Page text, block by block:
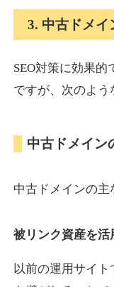
DA37 外部リ
10,800円 入札 0
外部リ
3. 中古ドメイ
SEO対策に効果
ですが、次のよう
中古ドメイン
中古ドメインの主
被リンク資産を活
以前の運用サイト